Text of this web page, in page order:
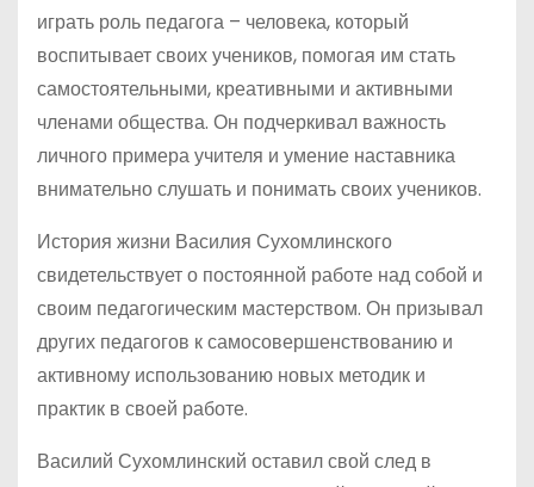
играть роль педагога – человека, который
воспитывает своих учеников, помогая им стать
самостоятельными, креативными и активными
членами общества. Он подчеркивал важность
личного примера учителя и умение наставника
внимательно слушать и понимать своих учеников.
История жизни Василия Сухомлинского
свидетельствует о постоянной работе над собой и
своим педагогическим мастерством. Он призывал
других педагогов к самосовершенствованию и
активному использованию новых методик и
практик в своей работе.
Василий Сухомлинский оставил свой след в